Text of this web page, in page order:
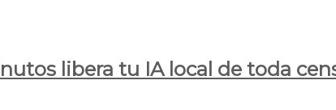
libera tu IA local de toda